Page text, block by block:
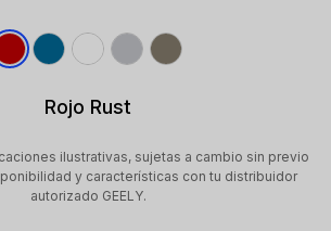
Rojo Rust
ilustrativas, sujetas a cambio sin previo
y características con tu distribuidor
autorizado GEELY.